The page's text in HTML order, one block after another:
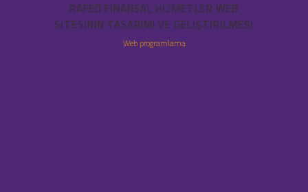
RAFED FINANSAL HIZMETLER WEB
SITESININ TASARIMI VE GELIŞTIRILMESI
Web programlama